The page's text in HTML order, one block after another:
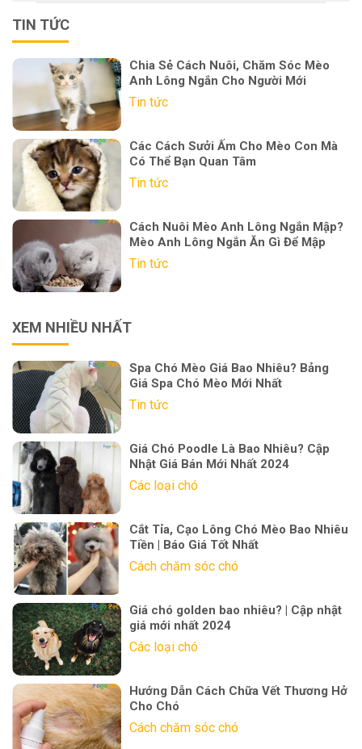
TIN TỨC
Chia Sẻ Cách Nuôi, Chăm Sóc Mèo
Anh Lông Ngắn Cho Người Mới
Tin tức
Các Cách Sưởi Ấm Cho Mèo Con Mà
Có Thể Bạn Quan Tâm
Tin tức
Cách Nuôi Mèo Anh Lông Ngắn Mập?
Mèo Anh Lông Ngắn Ăn Gì Để Mập
Tin tức
XEM NHIỀU NHẤT
Spa Chó Mèo Giá Bao Nhiêu? Bảng
Giá Spa Chó Mèo Mới Nhất
Tin tức
Giá Chó Poodle Là Bao Nhiêu? Cập
Nhật Giá Bán Mới Nhất 2024
Các loại chó
Cắt Tỉa, Cạo Lông Chó Mèo Bao Nhiêu
Tiền | Báo Giá Tốt Nhất
Cách chăm sóc chó
Giá chó golden bao nhiêu? | Cập nhật
giá mới nhất 2024
Các loại chó
Hướng Dẫn Cách Chữa Vết Thương Hở
Cho Chó
Cách chăm sóc chó